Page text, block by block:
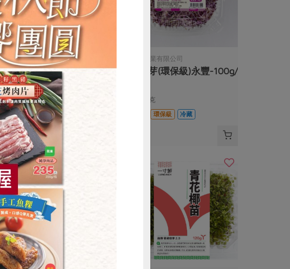
永豐農業有限公司
四合一芽苗(環保級)永
豐-120g/盒
120公克/盒
全素
環保級 冷藏
$95
永豐農業有限公司
紫高芽(環保級)永豐-100g/
100公克
環保級 冷藏
食安 共同購買